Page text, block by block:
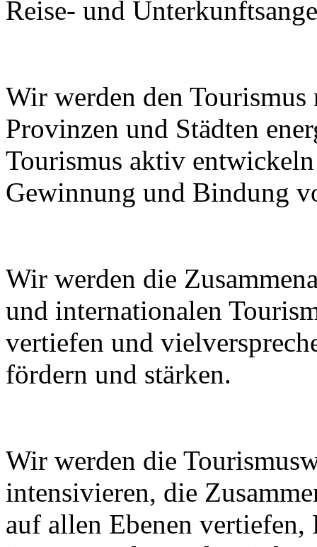
Reise- und
Wir werden den Tourismus
Provinzen und Städten
Tourismus aktiv
Gewinnung und Bindung
Wir werden die
und internationalen
vertiefen und
fördern und stärken.
Wir werden die
intensivieren, die
auf allen Ebenen